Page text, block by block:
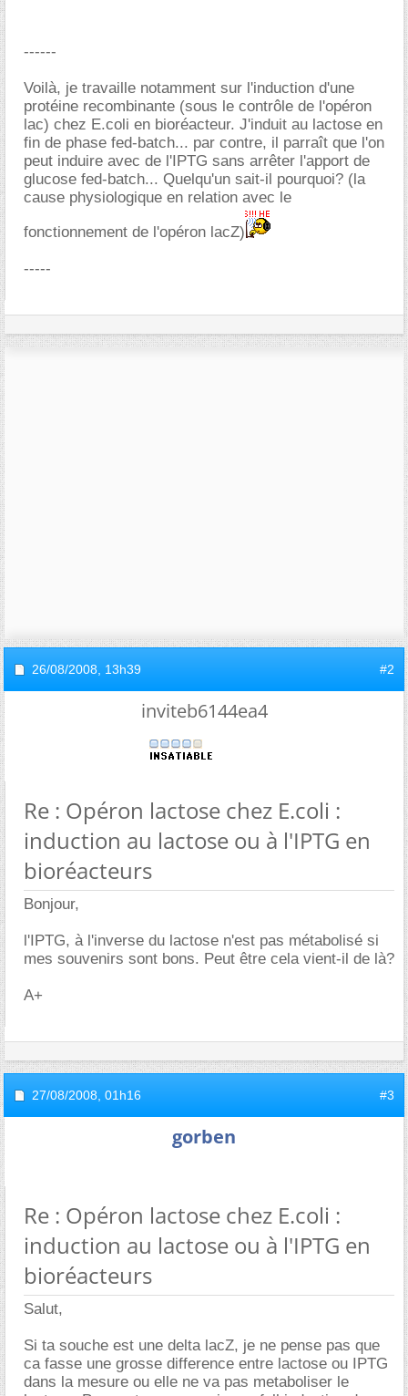
------
Voilà, je travaille notamment sur l'induction d'une
protéine recombinante (sous le contrôle de l'opéron
lac) chez E.coli en bioréacteur. J'induit au lactose en
fin de phase fed-batch... par contre, il parraît que l'on
peut induire avec de l'IPTG sans arrêter l'apport de
glucose fed-batch... Quelqu'un sait-il pourquoi? (la
cause physiologique en relation avec le
fonctionnement de l'opéron lacZ)
-----
26/08/2008, 13h39 #2
inviteb6144ea4
Re : Opéron lactose chez E.coli :
induction au lactose ou à l'IPTG en
bioréacteurs
Bonjour,
l'IPTG, à l'inverse du lactose n'est pas métabolisé si
mes souvenirs sont bons. Peut être cela vient-il de là?
A+
27/08/2008, 01h16 #3
gorben
Re : Opéron lactose chez E.coli :
induction au lactose ou à l'IPTG en
bioréacteurs
Salut,
Si ta souche est une delta lacZ, je ne pense pas que
ca fasse une grosse difference entre lactose ou IPTG
dans la mesure ou elle ne va pas metaboliser le